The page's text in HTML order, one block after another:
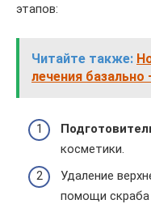
этапов:
Читайте также:
лечения
косметики.
Удаление
помощи